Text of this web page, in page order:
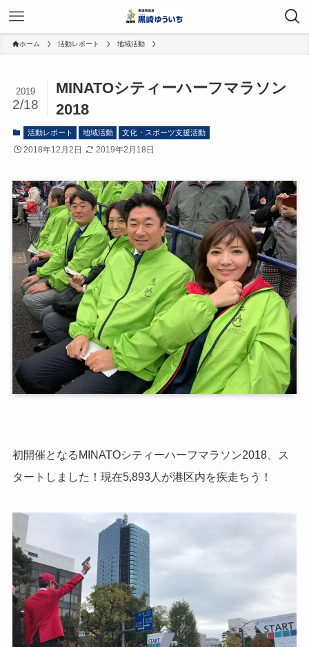
ホーム 活動レポート 地域活動
MINATOシティーハーフマラソン
2018
2019
2/18
活動レポート 地域活動 文化・スポーツ支援活動
2018年12月2日 2019年2月18日
初開催となるMINATOシティーハーフマラソン2018、ス
タートしました！現在5,893人が港区内を疾走ちう！